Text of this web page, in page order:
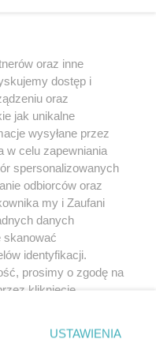
być powielany i
w jakikolwiek sposób (w
na jakimkolwiek polu
z umieszczaniem w
Jakiekolwiek użycie lub
z naruszeniem prawa, tzn.
kary i może być ścigane
Media
oraz inne
dostęp i
oraz
jak unikalne
wysyłane przez
w celu zapewniania
spersonalizowanych
odbiorców oraz
my i Zaufani
danych
skanować
identyfikacji.
prosimy o zgodę na
kliknięcie
prywatności
strony
USTAWIENIA